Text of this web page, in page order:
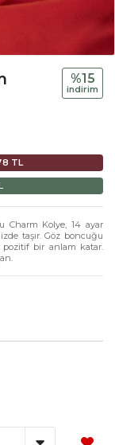
%15
i̇ndi̇ri̇m
TL
Charm Kolye, 14 ayar
taşır. Göz boncuğu
pozitif bir anlam katar.